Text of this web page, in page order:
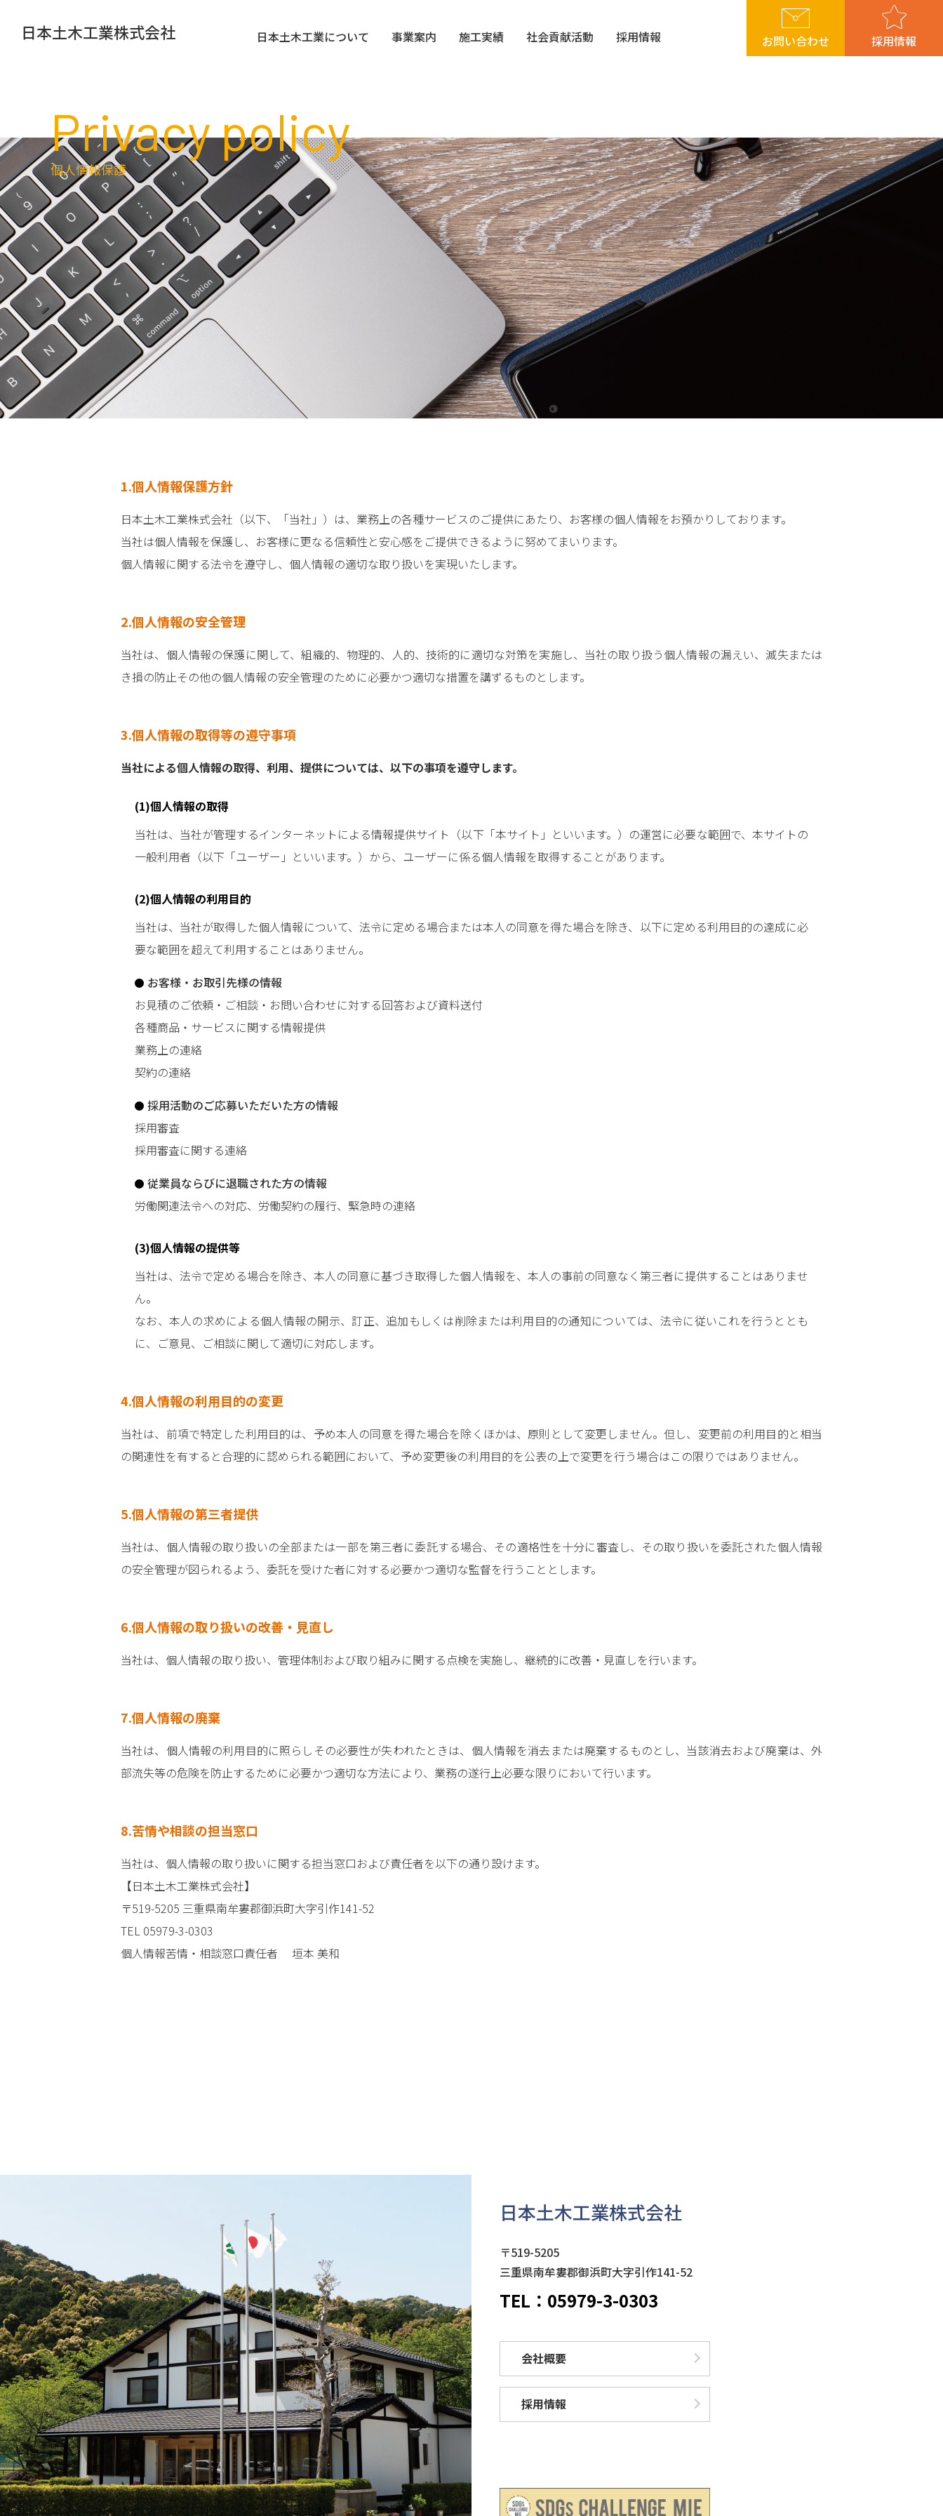
日本土木工業株式会社 日本土木工業について 事業案内 施工実績 社会貢献活動 採用情報 お問い合わせ 採用情報
Privacy policy
個人情報保護
1.個人情報保護方針
日本土木工業株式会社（以下、「当社」）は、業務上の各種サービスのご提供にあたり、お客様の個人情報をお預かりしております。
当社は個人情報を保護し、お客様に更なる信頼性と安心感をご提供できるように努めてまいります。
個人情報に関する法令を遵守し、個人情報の適切な取り扱いを実現いたします。
2.個人情報の安全管理
当社は、個人情報の保護に関して、組織的、物理的、人的、技術的に適切な対策を実施し、当社の取り扱う個人情報の漏えい、滅失または
き損の防止その他の個人情報の安全管理のために必要かつ適切な措置を講ずるものとします。
3.個人情報の取得等の遵守事項
当社による個人情報の取得、利用、提供については、以下の事項を遵守します。
(1)個人情報の取得
当社は、当社が管理するインターネットによる情報提供サイト（以下「本サイト」といいます。）の運営に必要な範囲で、本サイトの
一般利用者（以下「ユーザー」といいます。）から、ユーザーに係る個人情報を取得することがあります。
(2)個人情報の利用目的
当社は、当社が取得した個人情報について、法令に定める場合または本人の同意を得た場合を除き、以下に定める利用目的の達成に必
要な範囲を超えて利用することはありません。
お客様・お取引先様の情報
お見積のご依頼・ご相談・お問い合わせに対する回答および資料送付
各種商品・サービスに関する情報提供
業務上の連絡
契約の連絡
採用活動のご応募いただいた方の情報
採用審査
採用審査に関する連絡
従業員ならびに退職された方の情報
労働関連法令への対応、労働契約の履行、緊急時の連絡
(3)個人情報の提供等
当社は、法令で定める場合を除き、本人の同意に基づき取得した個人情報を、本人の事前の同意なく第三者に提供することはありませ
ん。
なお、本人の求めによる個人情報の開示、訂正、追加もしくは削除または利用目的の通知については、法令に従いこれを行うととも
に、ご意見、ご相談に関して適切に対応します。
4.個人情報の利用目的の変更
当社は、前項で特定した利用目的は、予め本人の同意を得た場合を除くほかは、原則として変更しません。但し、変更前の利用目的と相当
の関連性を有すると合理的に認められる範囲において、予め変更後の利用目的を公表の上で変更を行う場合はこの限りではありません。
5.個人情報の第三者提供
当社は、個人情報の取り扱いの全部または一部を第三者に委託する場合、その適格性を十分に審査し、その取り扱いを委託された個人情報
の安全管理が図られるよう、委託を受けた者に対する必要かつ適切な監督を行うこととします。
6.個人情報の取り扱いの改善・見直し
当社は、個人情報の取り扱い、管理体制および取り組みに関する点検を実施し、継続的に改善・見直しを行います。
7.個人情報の廃棄
当社は、個人情報の利用目的に照らしその必要性が失われたときは、個人情報を消去または廃棄するものとし、当該消去および廃棄は、外
部流失等の危険を防止するために必要かつ適切な方法により、業務の遂行上必要な限りにおいて行います。
8.苦情や相談の担当窓口
当社は、個人情報の取り扱いに関する担当窓口および責任者を以下の通り設けます。
【日本土木工業株式会社】
〒519-5205 三重県南牟婁郡御浜町大字引作141-52
TEL 05979-3-0303
個人情報苦情・相談窓口責任者 垣本 美和
日本土木工業株式会社
〒519-5205
三重県南牟婁郡御浜町大字引作141-52
TEL：05979-3-0303
会社概要
採用情報